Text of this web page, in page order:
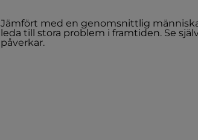
Jämfört med en genomsnittlig
leda till stora problem i framtiden. Se
påverkar.